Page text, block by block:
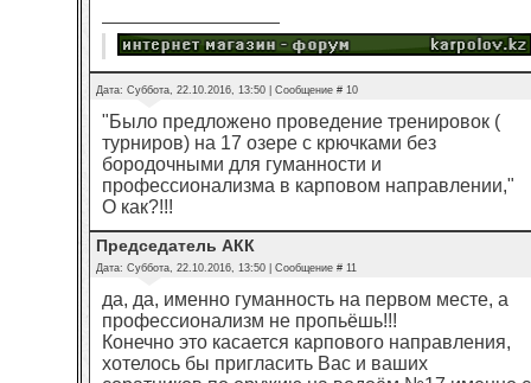
Дата: Суббота, 22.10.2016, 13:50 | Сообщение # 10
"Было предложено проведение тренировок (
турниров) на 17 озере с крючками без
бородочными для гуманности и
профессионализма в карповом направлении,"
О как?!!!
Председатель АКК
Дата: Суббота, 22.10.2016, 13:50 | Сообщение # 11
да, да, именно гуманность на первом месте, а
профессионализм не пропьёшь!!!
Конечно это касается карпового направления,
хотелось бы пригласить Вас и ваших